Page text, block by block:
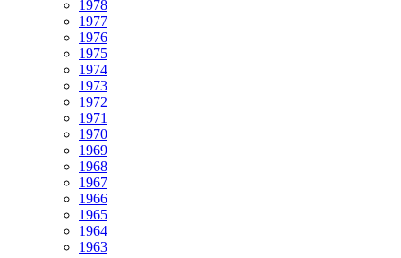
1978
1977
1976
1975
1974
1973
1972
1971
1970
1969
1968
1967
1966
1965
1964
1963